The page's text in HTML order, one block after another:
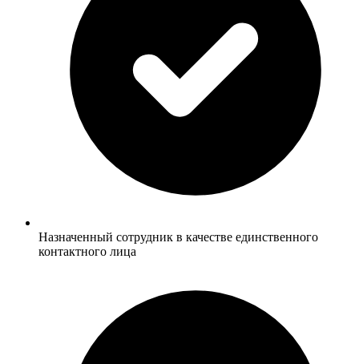
Назначенный сотрудник в качестве единственного
контактного лица